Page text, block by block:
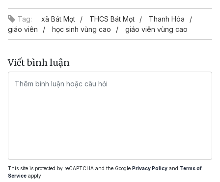
Tag: xã Bát Mọt THCS Bát Mọt
Thanh Hóa
giáo viên
học sinh vùng cao giáo viên vùng cao
Viết bình luận
This site is protected by reCAPTCHA and the Google Privacy Policy and Terms of
Service apply.